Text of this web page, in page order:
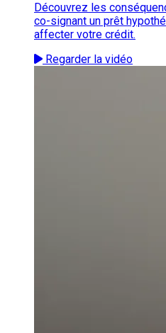
Découvrez les
co-signant un prêt
affecter votre crédit.
Regarder la vidéo